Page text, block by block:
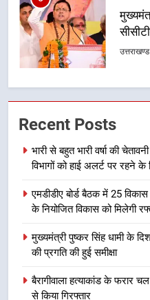
प्रदेश
का
उत्तराखण्ड
7
उत्तराखण्ड
उत्तराखण्ड
भारी
Recent Posts
भारी से बहुत भारी वर्षा की
विभागों को हाई अलर्ट पर रहने के
एमडीडीए बोर्ड बैठक में 25
के नियोजित विकास को मिलेगी
मुख्यमंत्री पुष्कर सिंह धामी के
की प्रगति की हुई समीक्षा
बैरागीवाला हत्याकांड के फरार
से किया गिरफ्तार